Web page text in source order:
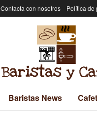
Contacta con nosotros Política de
Baristas News